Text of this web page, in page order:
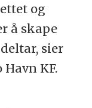
og
å skape
sier
KF.